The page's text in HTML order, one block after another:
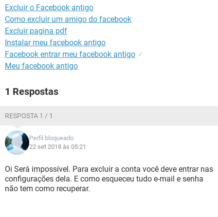
Excluir o Facebook antigo
Como excluir um amigo do facebook
Excluir pagina pdf
Instalar meu facebook antigo
Facebook entrar meu facebook antigo ✓
Meu facebook antigo
1 Respostas
RESPOSTA 1 / 1
Perfil bloqueado
22 set 2018 às 05:21
Oi Será impossível. Para excluir a conta você deve entrar nas
configurações dela. E como esqueceu tudo e-mail e senha
não tem como recuperar.